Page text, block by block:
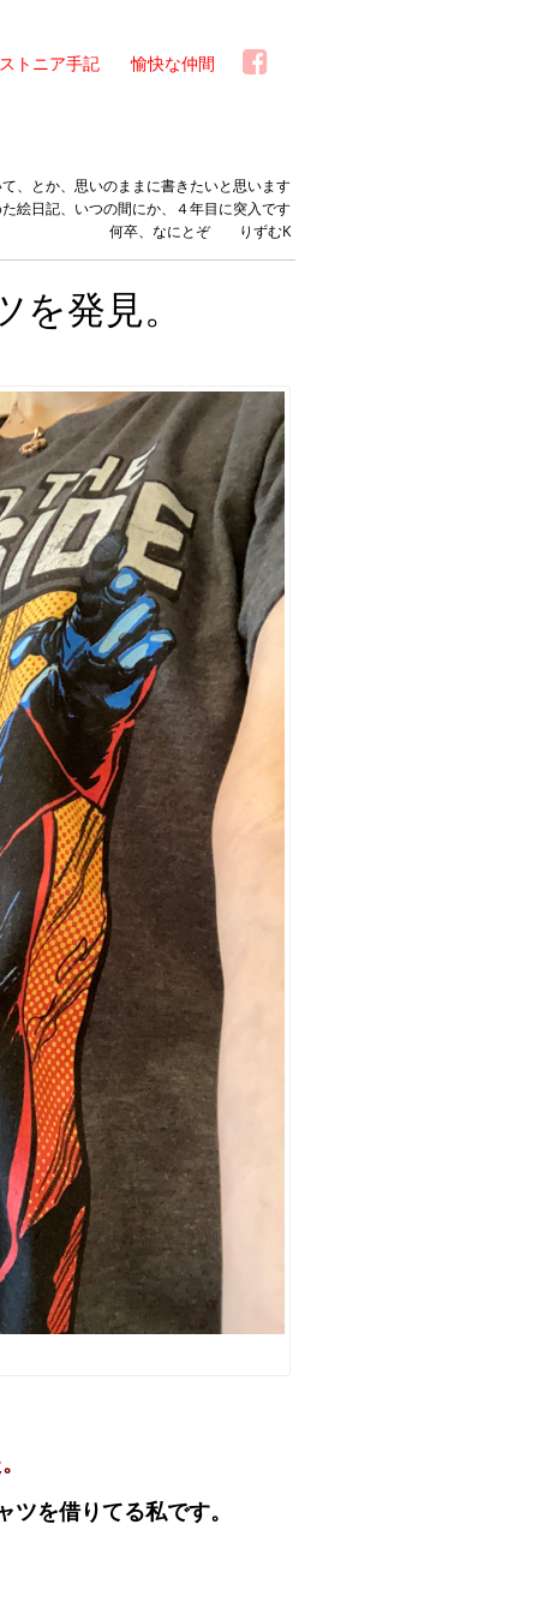
トニア手記 愉快な仲間
、とか、思いのままに書きたいと思います
絵日記、いつの間にか、４年目に突入です
何卒、なにとぞ りずむK
発見。
を借りてる私です。